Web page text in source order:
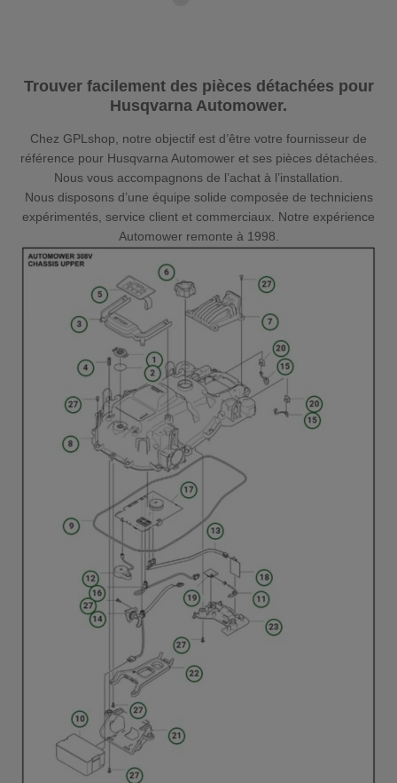
Trouver facilement des pièces détachées pour
Husqvarna Automower.
Chez GPLshop, notre objectif est d’être votre fournisseur de
référence pour Husqvarna Automower et ses pièces détachées.
Nous vous accompagnons de l’achat à l’installation.
Nous disposons d’une équipe solide composée de techniciens
expérimentés, service client et commerciaux. Notre expérience
Automower remonte à 1998.